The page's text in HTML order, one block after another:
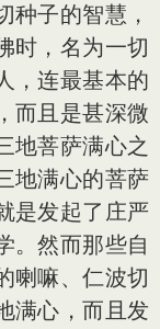
种子的智慧，
时，名为一切
，连最基本的
而且是甚深微
地菩萨满心之
地满心的菩萨
是发起了庄严
。然而那些自
喇嘛、仁波切
满心，而且发